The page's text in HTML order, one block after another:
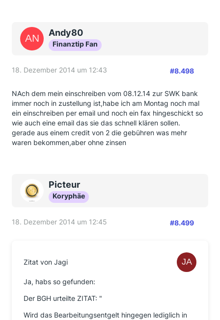
Andy80
Finanztip Fan
18. Dezember 2014 um 12:43 #8.498
NAch dem mein einschreiben vom 08.12.14 zur SWK bank
immer noch in zustellung ist,habe ich am Montag noch mal
ein einschreiben per email und noch ein fax hingeschickt so
wie auch eine email das sie das schnell klären sollen.
gerade aus einem credit von 2 die gebühren was mehr
waren bekommen,aber ohne zinsen
Picteur
Koryphäe
18. Dezember 2014 um 12:45 #8.499
Zitat von Jagi
Ja, habs so gefunden:
Der BGH urteilte ZITAT: "
Wird das Bearbeitungsentgelt hingegen lediglich in